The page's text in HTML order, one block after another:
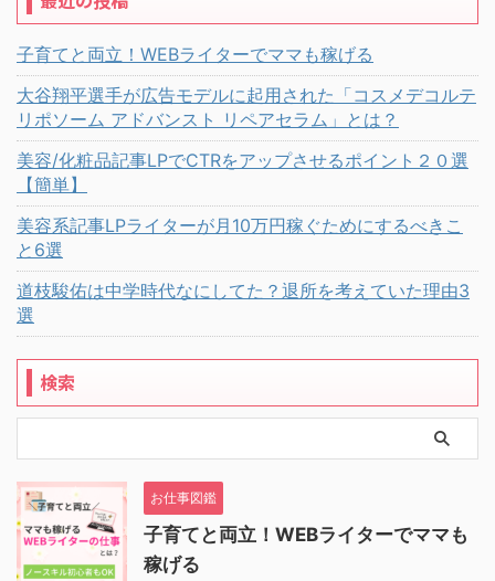
子育てと両立！WEBライターでママも稼げる
大谷翔平選手が広告モデルに起用された「コスメデコルテ
リポソーム アドバンスト リペアセラム」とは？
美容/化粧品記事LPでCTRをアップさせるポイント２０選
【簡単】
美容系記事LPライターが月10万円稼ぐためにするべきこ
と6選
道枝駿佑は中学時代なにしてた？退所を考えていた理由3
選
検索
お仕事図鑑
子育てと両立！WEBライターでママも
稼げる